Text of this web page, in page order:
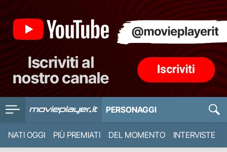
PERSONAGGI
NATI OGGI PIÙ PREMIATI DEL MOMENTO INTERVISTE